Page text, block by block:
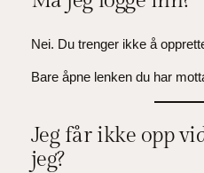
Nei. Du trenger ikke å
Bare åpne lenken du har
Jeg får ikke opp
jeg?